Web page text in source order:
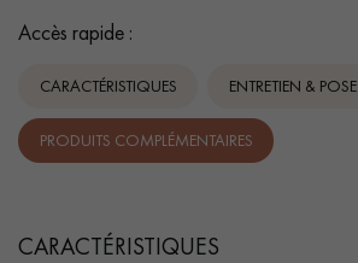
Accès rapide :
CARACTÉRISTIQUES ENTRETIEN & POSE
PRODUITS COMPLÉMENTAIRES
CARACTÉRISTIQUES